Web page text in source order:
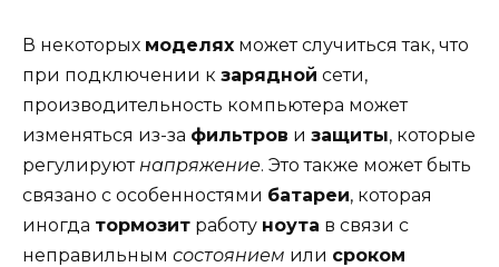
В некоторых моделях может случиться так, что
при подключении к зарядной сети,
производительность компьютера может
изменяться из-за фильтров и защиты, которые
регулируютнапряжение. Это также может быть
связано с особенностями батареи, которая
иногда тормозит работу ноута в связи с
неправильным состоянием или сроком